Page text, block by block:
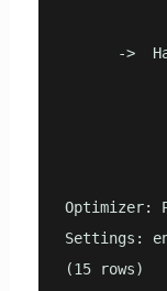
->
Optimizer:
Settings:
(15 rows)